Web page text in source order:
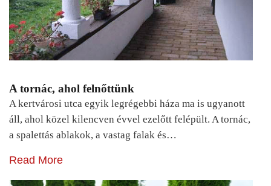
A tornác, ahol felnőttünk
A kertvárosi utca egyik legrégebbi háza ma is ugyanott
áll, ahol közel kilencven évvel ezelőtt felépült. A tornác,
a spalettás ablakok, a vastag falak és…
Read More